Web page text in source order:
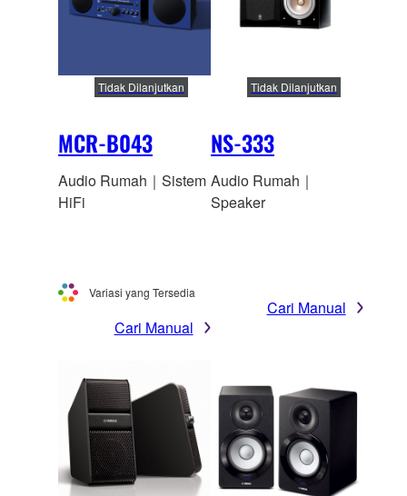
MCR-B043
Tidak Dilanjutkan
Audio Rumah｜Sistem
HiFi
Variasi yang Tersedia
Cari Manual
NS-333
Tidak Dilanjutkan
Audio Rumah｜
Speaker
Cari Manual